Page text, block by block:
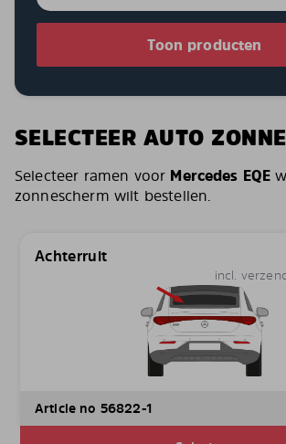
Toon producten
SELECTEER AUTO
Selecteer ramen voor Mercedes EQE
zonnescherm wilt bestellen.
Achterruit
incl.
Article no 56822-1